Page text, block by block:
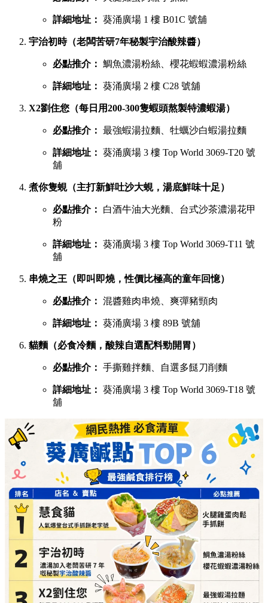
詳細地址： 葵涌廣場 1 樓 B01C 號舖
宇治初時（老闆苦研7年秘製宇治酸辣醬）
必點推介： 鯛魚濃湯粉絲、櫻花蝦蝦濃湯粉絲
詳細地址： 葵涌廣場 2 樓 C28 號舖
X2劉住您（每日用200-300隻蝦頭熬製特濃蝦湯）
必點推介： 最強蝦湯拉麵、牡蠣沙白蝦湯拉麵
詳細地址： 葵涌廣場 3 樓 Top World 3069-T20 號
舖
煮你隻蜆（主打新鮮吐沙大蜆，湯底鮮味十足）
必點推介：
白酒牛油大光麵、台式沙茶濃湯花甲
粉
詳細地址： 葵涌廣場 3 樓 Top World 3069-T11 號
舖
串燒之王（即叫即燒，性價比極高的童年回憶）
必點推介： 混醬雞肉串燒、爽彈豬頸肉
詳細地址： 葵涌廣場 3 樓 89B 號舖
貓麵（必食冷麵，酸辣自選配料勁開胃）
必點推介： 手撕雞拌麵、自選多餸刀削麵
詳細地址： 葵涌廣場 3 樓 Top World 3069-T18 號
舖